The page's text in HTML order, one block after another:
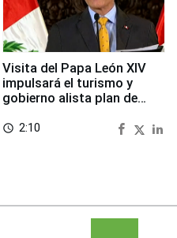
Visita del Papa León XIV
impulsará el turismo y
gobierno alista plan de
access_time 2:10